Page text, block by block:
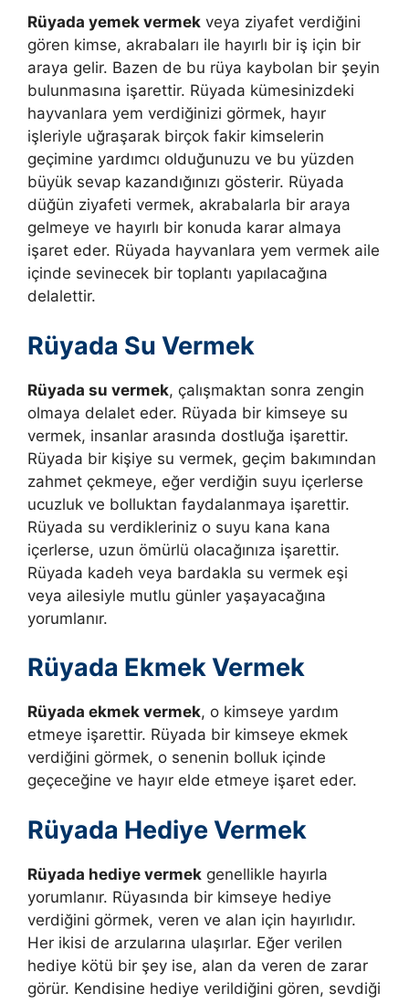
Rüyada yemek vermek veya ziyafet verdiğini
gören kimse, akrabaları ile hayırlı bir iş için bir
araya gelir. Bazen de bu rüya kaybolan bir şeyin
bulunmasına işarettir. Rüyada kümesinizdeki
hayvanlara yem verdiğinizi görmek, hayır
işleriyle uğraşarak birçok fakir kimselerin
geçimine yardımcı olduğunuzu ve bu yüzden
büyük sevap kazandığınızı gösterir. Rüyada
düğün ziyafeti vermek, akrabalarla bir araya
gelmeye ve hayırlı bir konuda karar almaya
işaret eder. Rüyada hayvanlara yem vermek aile
içinde sevinecek bir toplantı yapılacağına
delalettir.
Rüyada Su Vermek
Rüyada su vermek, çalışmaktan sonra zengin
olmaya delalet eder. Rüyada bir kimseye su
vermek, insanlar arasında dostluğa işarettir.
Rüyada bir kişiye su vermek, geçim bakımından
zahmet çekmeye, eğer verdiğin suyu içerlerse
ucuzluk ve bolluktan faydalanmaya işarettir.
Rüyada su verdikleriniz o suyu kana kana
içerlerse, uzun ömürlü olacağınıza işarettir.
Rüyada kadeh veya bardakla su vermek eşi
veya ailesiyle mutlu günler yaşayacağına
yorumlanır.
Rüyada Ekmek Vermek
Rüyada ekmek vermek, o kimseye yardım
etmeye işarettir. Rüyada bir kimseye ekmek
verdiğini görmek, o senenin bolluk içinde
geçeceğine ve hayır elde etmeye işaret eder.
Rüyada Hediye Vermek
Rüyada hediye vermek genellikle hayırla
yorumlanır. Rüyasında bir kimseye hediye
verdiğini görmek, veren ve alan için hayırlıdır.
Her ikisi de arzularına ulaşırlar. Eğer verilen
hediye kötü bir şey ise, alan da veren de zarar
görür. Kendisine hediye verildiğini gören, sevdiği